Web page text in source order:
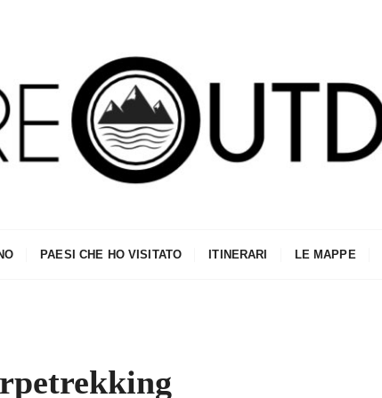
PAESI CHE HO VISITATO ITINERARI LE MAPPE